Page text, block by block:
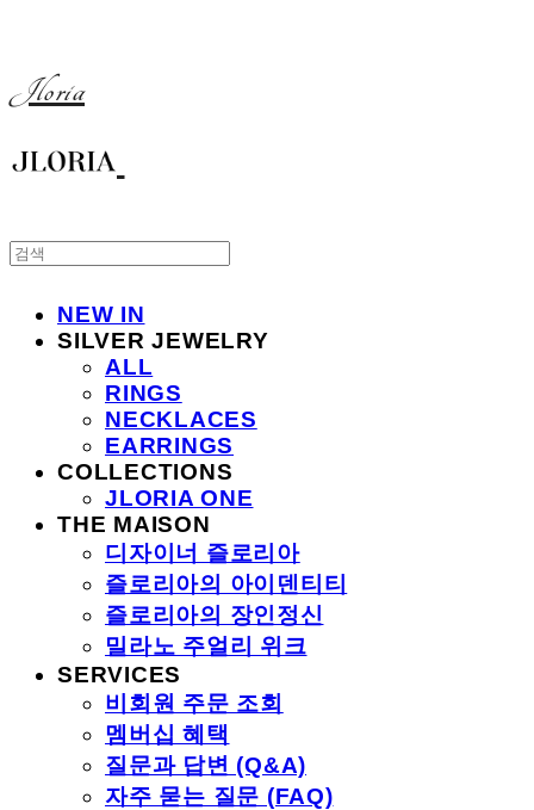
Jloria
NEW IN
SILVER JEWELRY
ALL
RINGS
NECKLACES
EARRINGS
COLLECTIONS
JLORIA ONE
THE MAISON
디자이너 즐로리아
즐로리아의 아이덴티티
즐로리아의 장인정신
밀라노 주얼리 위크
SERVICES
비회원 주문 조회
멤버십 혜택
질문과 답변 (Q&A)
자주 묻는 질문 (FAQ)